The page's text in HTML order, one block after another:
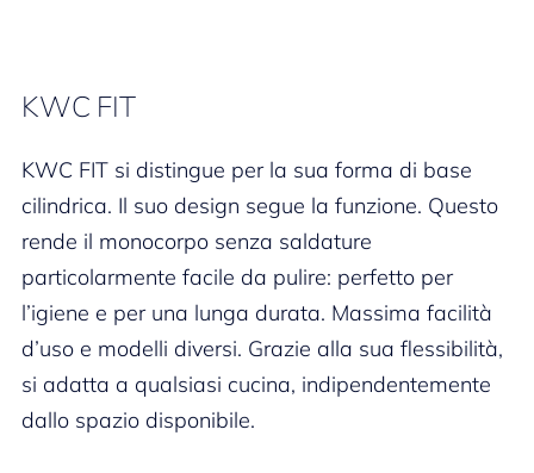
KWC FIT
KWC FIT si distingue per la sua forma di base
cilindrica. Il suo design segue la funzione. Questo
rende il monocorpo senza saldature
particolarmente facile da pulire: perfetto per
l’igiene e per una lunga durata. Massima facilità
d’uso e modelli diversi. Grazie alla sua flessibilità,
si adatta a qualsiasi cucina, indipendentemente
dallo spazio disponibile.